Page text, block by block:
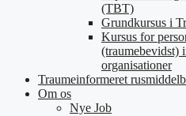
(TBT)
Grundkursus i
Kursus for
(traumebevidst)
organisationer
Traumeinformeret
Om os
Nye Job